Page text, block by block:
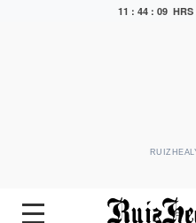
11 : 44 : 09 HRS